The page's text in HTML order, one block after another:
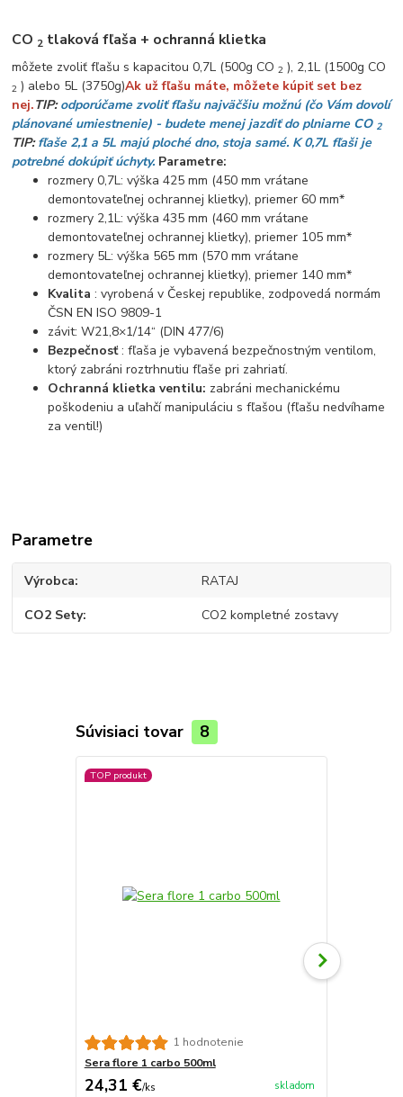
CO 2 tlaková fľaša + ochranná klietka
môžete zvoliť fľašu s kapacitou 0,7L (500g CO2 ), 2,1L (1500g CO
2 ) alebo 5L (3750g)Ak už fľašu máte, môžete kúpiť set bez
nej.TIP:odporúčame zvoliť fľašu najväčšiu možnú (čo Vám dovolí
plánované umiestnenie) - budete menej jazdiť do plniarne CO 2
TIP:fľaše 2,1 a 5L majú ploché dno, stoja samé. K 0,7L fľaši je
potrebné dokúpiť úchyty. Parametre:
rozmery 0,7L: výška 425 mm (450 mm vrátane
demontovateľnej ochrannej klietky), priemer 60 mm*
rozmery 2,1L: ​​výška 435 mm (460 mm vrátane
demontovateľnej ochrannej klietky), priemer 105 mm*
rozmery 5L: výška 565 mm (570 mm vrátane
demontovateľnej ochrannej klietky), priemer 140 mm*
Kvalita : vyrobená v Českej republike, zodpovedá normám
ČSN EN ISO 9809-1
závit: W21,8×1/14“ (DIN 477/6)
Bezpečnosť: fľaša je vybavená bezpečnostným ventilom,
ktorý zabráni roztrhnutiu fľaše pri zahriatí.
Ochranná klietka ventilu: zabráni mechanickému
poškodeniu a uľahčí manipuláciu s fľašou (fľašu nedvíhame
za ventil!)
Parametre
Výrobca RATAJ
CO2 Sety CO2 kompletné zostavy
Súvisiaci tovar 8
TOP produkt
1 hodnotenie
Sera flore 1 carbo 500ml
24,31 €/ks skladom